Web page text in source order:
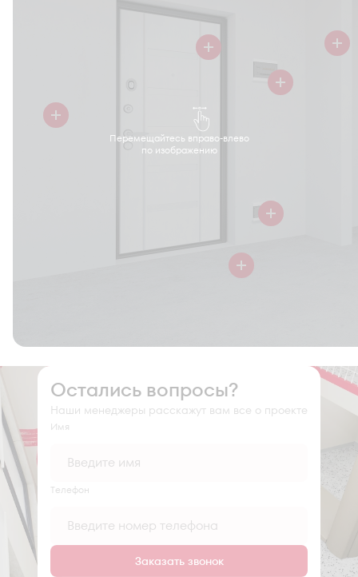
Перемещайтесь вправо-влево
по изображению
Остались вопросы?
Наши менеджеры расскажут вам все о проекте
Имя
Tелефон
Заказать звонок